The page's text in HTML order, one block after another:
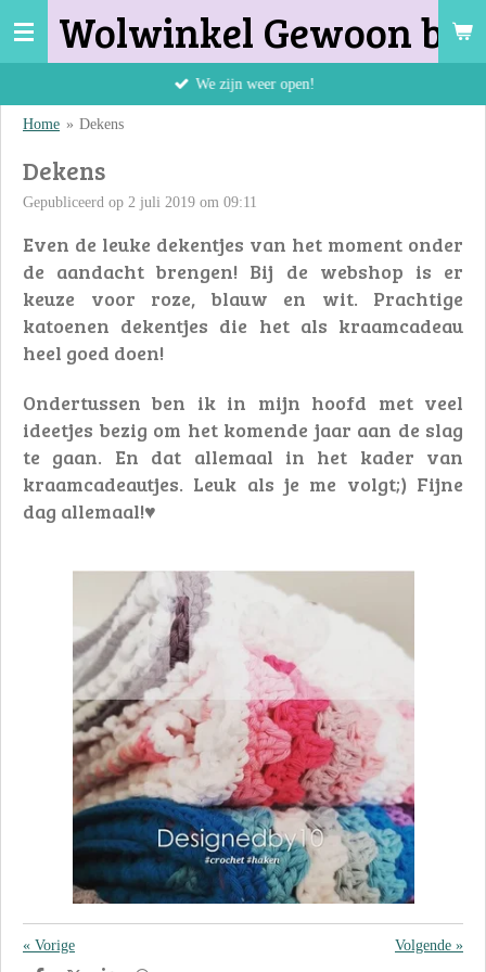
Ga
de
hoofdinhoud
Wolwinkel Gewoon bij
We zijn weer open!
Home » Dekens
Dekens
Gepubliceerd op 2 juli 2019 om 09:11
Even de leuke dekentjes van het moment onder
de aandacht brengen! Bij de webshop is er
keuze voor roze, blauw en wit. Prachtige
katoenen dekentjes die het als kraamcadeau
heel goed doen!
Ondertussen ben ik in mijn hoofd met veel
ideetjes bezig om het komende jaar aan de slag
te gaan. En dat allemaal in het kader van
kraamcadeautjes. Leuk als je me volgt;) Fijne
dag allemaal!♥
« Vorige Volgende »